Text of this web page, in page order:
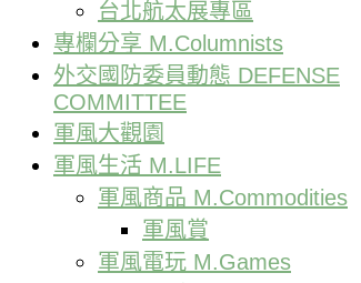
台北航太展專區
專欄分享 M.Columnists
外交國防委員動態 DEFENSE
COMMITTEE
軍風大觀園
軍風生活 M.LIFE
軍風商品 M.Commodities
軍風賞
軍風電玩 M.Games